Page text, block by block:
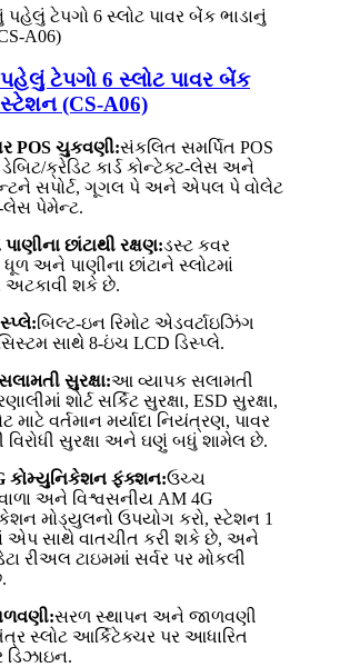
પહેલું ટેપગો 6 સ્લોટ પાવર બેંક
સ્ટેશન (CS-A06)
POS ચુકવણી:સંકલિત સમર્પિત POS
ડેબિટ/ક્રેડિટ કાર્ડ કોન્ટેક્ટ-લેસ અને
સપોર્ટ, ગૂગલ પે અને એપલ પે વોલેટ
લેસ પેમેન્ટ.
છાંટાથી રક્ષણ:ડસ્ટ કવર
ધૂળ અને પાણીના છાંટાને સ્લોટમાં
અટકાવી શકે છે.
બિલ્ટ-ઇન રિમોટ એડવર્ટાઇઝિંગ
સાથે 8-ઇંચ LCD ડિસ્પ્લે.
સુરક્ષા:આ વ્યાપક સલામતી
શોર્ટ સર્કિટ સુરક્ષા, ESD સુરક્ષા,
માટે વર્તમાન મર્યાદા નિયંત્રણ, પાવર
વિરોધી સુરક્ષા અને ઘણું બધું શામેલ છે.
કોમ્યુનિકેશન ફંક્શન:ઉચ્ચ
અને વિશ્વસનીય AM 4G
મોડ્યુલનો ઉપયોગ કરો, સ્ટેશન 1
એપ સાથે વાતચીત કરી શકે છે, અને
રીઅલ ટાઇમમાં સર્વર પર મોકલી
સરળ સ્થાપન અને જાળવણી
સ્લોટ આર્કિટેક્ચર પર આધારિત
ડિઝાઇન.